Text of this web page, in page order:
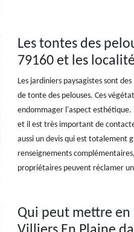
Les tontes des
79160 et les
Les jardiniers paysagistes sont
de tonte des pelouses. Ces
endommager l'aspect
et il est très important de
aussi un devis qui est totalement
renseignements
propriétaires peuvent réclamer
Qui peut mettre en